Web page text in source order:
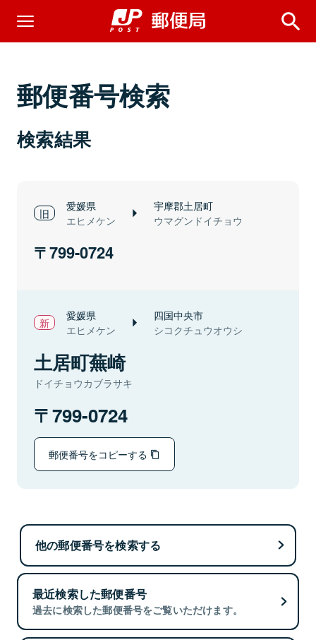
郵便番号検索
検索結果
愛媛県
エヒメケン
宇摩郡土居町
ウマグンドイチョウ
799-0724
愛媛県
エヒメケン
四国中央市
シコクチュウオウシ
土居町蕪崎
ドイチョウカブラサキ
799-0724
郵便番号をコピーする
他の郵便番号を検索する
最近検索した郵便番号
過去に検索した郵便番号をご覧いただけます。